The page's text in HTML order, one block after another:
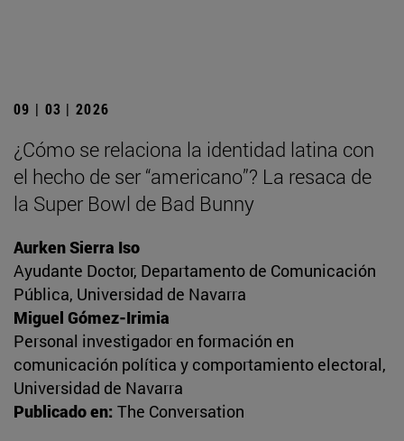
09 | 03 | 2026
¿Cómo se relaciona la identidad latina con
el hecho de ser “americano”? La resaca de
la Super Bowl de Bad Bunny
Aurken Sierra Iso
Ayudante Doctor, Departamento de Comunicación
Pública, Universidad de Navarra
Miguel Gómez-Irimia
Personal investigador en formación en
comunicación política y comportamiento electoral,
Universidad de Navarra
Publicado en: The Conversation